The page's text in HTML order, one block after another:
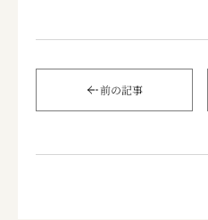
前の記事